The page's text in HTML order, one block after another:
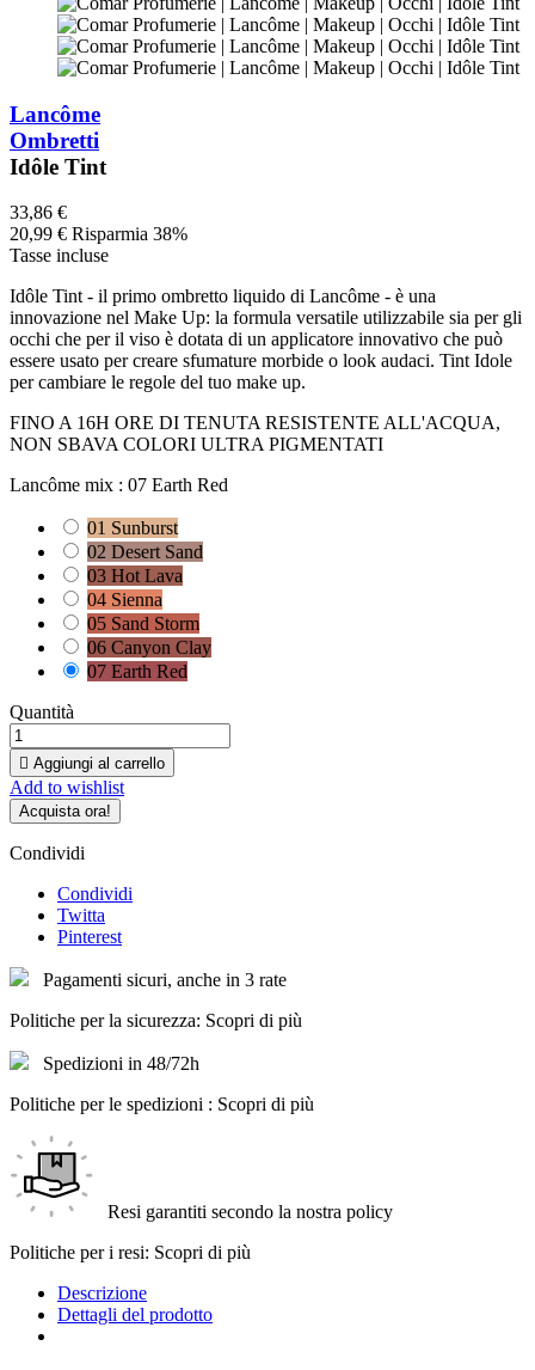
Lancôme
Ombretti
Idôle Tint
33,86 €
20,99 € Risparmia 38%
Tasse incluse
Idôle Tint - il primo ombretto liquido di Lancôme - è una
innovazione nel Make Up: la formula versatile utilizzabile sia per gli
occhi che per il viso è dotata di un applicatore innovativo che può
essere usato per creare sfumature morbide o look audaci. Tint Idole
per cambiare le regole del tuo make up.
FINO A 16H ORE DI TENUTA RESISTENTE ALL'ACQUA,
NON SBAVA COLORI ULTRA PIGMENTATI
Lancôme mix : 07 Earth Red
01 Sunburst
02 Desert Sand
03 Hot Lava
04 Sienna
05 Sand Storm
06 Canyon Clay
07 Earth Red
Quantità
 Aggiungi al carrello
Add to wishlist
Acquista ora!
Condividi
Condividi
Twitta
Pinterest
Pagamenti sicuri, anche in 3 rate
Politiche per la sicurezza: Scopri di più
Spedizioni in 48/72h
Politiche per le spedizioni : Scopri di più
Resi garantiti secondo la nostra policy
Politiche per i resi: Scopri di più
Descrizione
Dettagli del prodotto